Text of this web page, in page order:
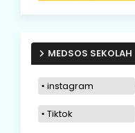
MEDSOS SEKOLAH
instagram
Tiktok